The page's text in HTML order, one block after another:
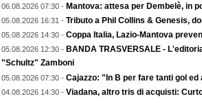
06.08.2026 07:30 - Mantova: attesa per Dembelè, in
05.08.2026 16:31 - Tributo a Phil Collins & Genesis,
05.08.2026 14:30 - Coppa Italia, Lazio-Mantova
05.08.2026 12:30 - BANDA TRASVERSALE -
"Schultz" Zamboni
05.08.2026 07:30 - Cajazzo: "In B per fare tanti gol
04.08.2026 14:30 - Viadana, altro tris di acquisti: